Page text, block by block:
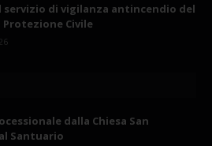
di vigilanza antincendio del
Protezione Civile
dalla Chiesa San
Santuario